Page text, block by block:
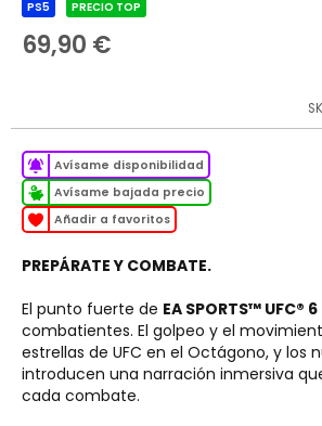
galería
de
imágenes
PS5 PRECIO TOP
69,90 €
Avísame disponibilidad
Avísame bajada precio
Añadir a favoritos
PREPÁRATE Y COMBATE.
El punto fuerte de EA SPORTS™ UFC® 6
combatientes. El golpeo y el
estrellas de UFC en el Octágono, y los
introducen una narración inmersiva
cada combate.